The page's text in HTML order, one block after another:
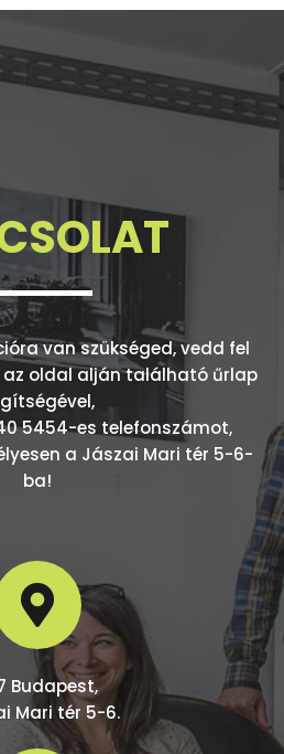
van szükséged, vedd fel
oldal alján található űrlap
5454-es telefonszámot,
a Jászai Mari tér 5-6-
ba!

Budapest,
Mari tér 5-6.